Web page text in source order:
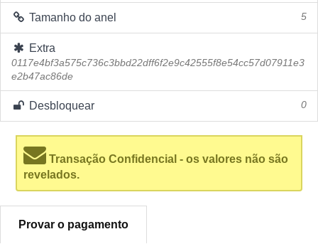
Tamanho do anel 5
Extra
0117e4bf3a575c736c3bbd22dff6f2e9c42555f8e54cc57d07911e3
e2b47ac86de
Desbloquear 0
Transação Confidencial - os valores não são
revelados.
Provar o pagamento